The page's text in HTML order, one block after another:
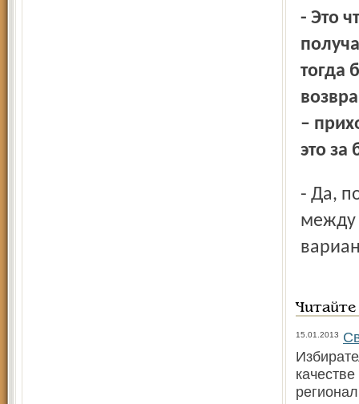
- Это что же, с вашей сегодняшней точки зрения
тогда
–
это за
- Да, победа, как выяснилось, обернулась поражением! И,
между
15.01.2013